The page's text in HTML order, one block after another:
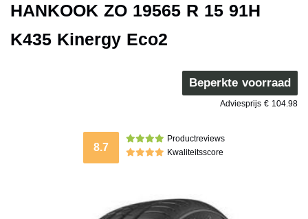
HANKOOK ZO 19565 R 15 91H
K435 Kinergy Eco2
Beperkte voorraad
Adviesprijs € 104.98
8.7
Productreviews
Kwaliteitsscore